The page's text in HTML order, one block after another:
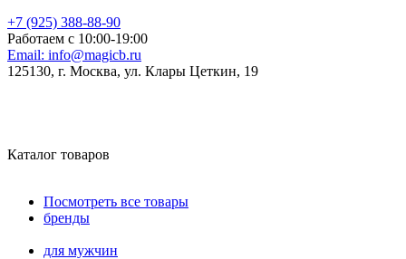
+7 (925) 388-88-90
Работаем с 10:00-19:00
Email: info@magicb.ru
125130, г. Москва, ул. Клары Цеткин, 19
Каталог товаров
Посмотреть все товары
бренды
для мужчин